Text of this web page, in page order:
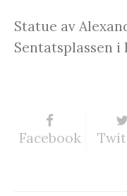
Statue av
Sentatsplassen i
Facebook